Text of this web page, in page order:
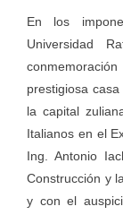
En los
Universidad
prestigiosa
la capital
Italianos en el
Ing. Antonio
Construcción y
y con el